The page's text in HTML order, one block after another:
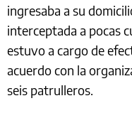
ingresaba a su
interceptada a pocas
estuvo a cargo de
acuerdo con la
seis patrulleros.